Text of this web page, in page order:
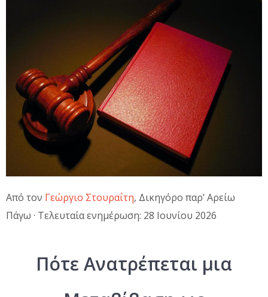
Από τον Γεώργιο Στουραΐτη, Δικηγόρο παρ’ Αρείω
Πάγω · Τελευταία ενημέρωση: 28 Ιουνίου 2026
Πότε Ανατρέπεται μια